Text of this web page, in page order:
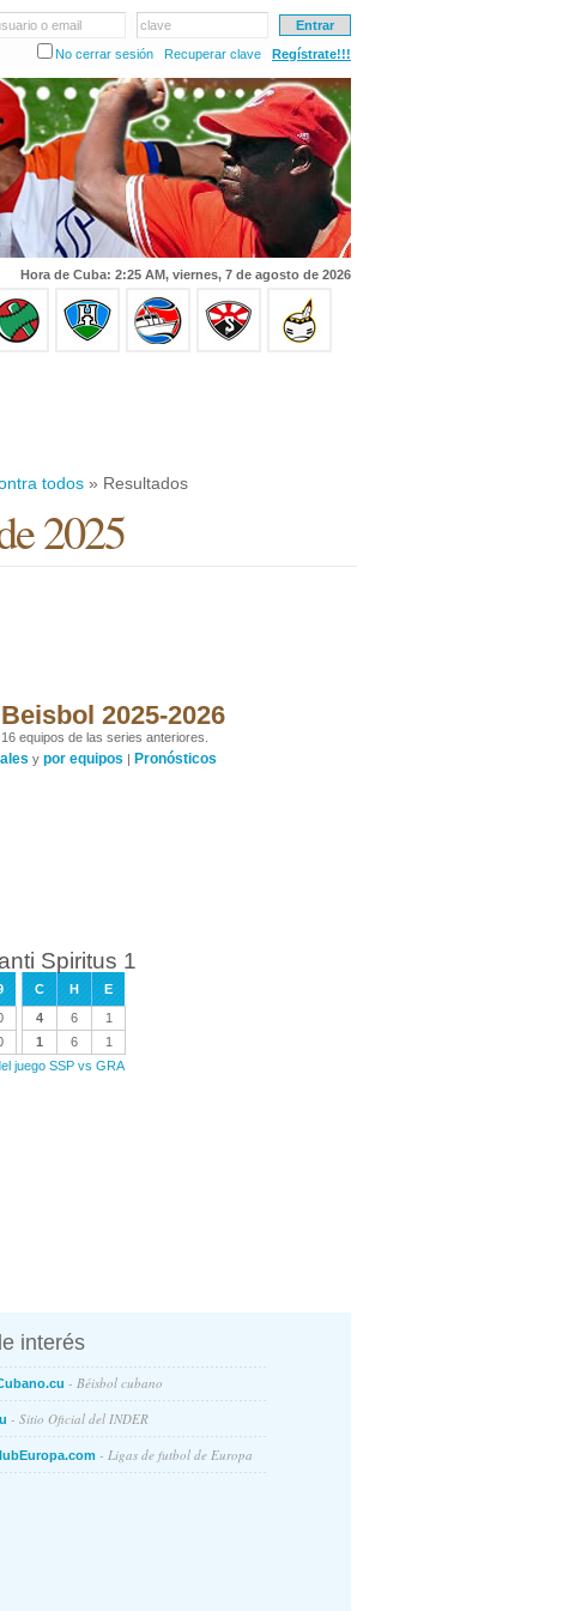
o email
clave
No cerrar sesión
Recuperar clave Regístrate!!!
Hora de Cuba: 2:25 AM, viernes, 7 de agosto de 2026
todos » Resultados
2025
2025-2026
equipos de las series anteriores.
y por equipos | Pronósticos
Spiritus 1
C H
E
4 6
1
1 6
1
juego SSP vs GRA
interés
- Béisbol cubano
- Sitio Oficial del INDER
- Ligas de futbol de Europa